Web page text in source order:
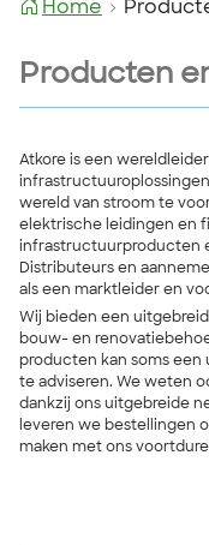
Home
Producten
Atkore is een
wereld van stroom te
elektrische leidingen en
infrastructuurproducten
Distributeurs en
als een marktleider en
Wij bieden een
bouw- en
producten kan soms een
te adviseren. We weten
dankzij ons uitgebreide
leveren we bestellingen
maken met ons